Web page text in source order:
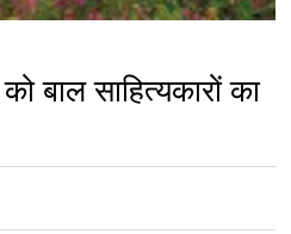
बाल साहित्‍यकारों का